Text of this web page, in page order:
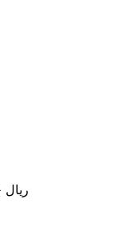
{{numberWithCommas(total_fee)}} ریال